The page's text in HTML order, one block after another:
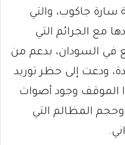
سارة جاكوب، والتي
مع الجرائم التي
في السودان، بدعم من
ودعت إلى حظر توريد
الموقف وجود أصوات
وحجم المظالم التي